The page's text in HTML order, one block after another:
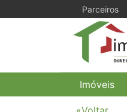
Parceiros
Imóveis